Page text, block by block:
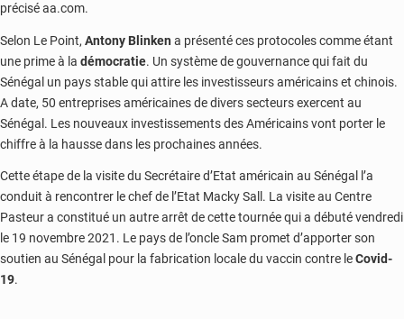
précisé aa.com.
Selon Le Point, Antony Blinken a présenté ces protocoles comme étant
une prime à la démocratie. Un système de gouvernance qui fait du
Sénégal un pays stable qui attire les investisseurs américains et chinois.
A date, 50 entreprises américaines de divers secteurs exercent au
Sénégal. Les nouveaux investissements des Américains vont porter le
chiffre à la hausse dans les prochaines années.
Cette étape de la visite du Secrétaire d’Etat américain au Sénégal l’a
conduit à rencontrer le chef de l’Etat Macky Sall. La visite au Centre
Pasteur a constitué un autre arrêt de cette tournée qui a débuté vendredi
le 19 novembre 2021. Le pays de l’oncle Sam promet d’apporter son
soutien au Sénégal pour la fabrication locale du vaccin contre leCovid-
19.